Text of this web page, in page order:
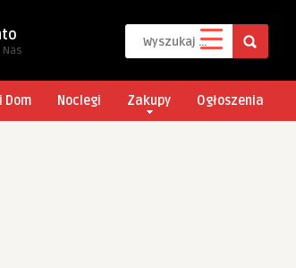
Nas
Dom Noclegi Zakupy Ogłoszenia